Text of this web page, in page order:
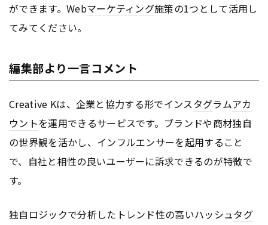
ができます。Webマーケティング施策の1つとして活用し
てみてください。
編集部より一言コメント
Creative Kは、企業と協力する形でインスタグラムアカ
ウントを運用できるサービスです。ブランドや商材独自
の世界観を活かし、インフルエンサーを起用すること
で、自社と相性の良いユーザーに訴求できるのが特徴で
す。
独自ロジックで分析したトレンド性の高いハッシュタグ